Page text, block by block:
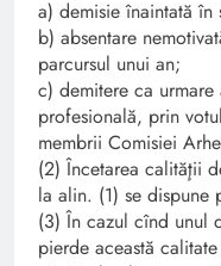
a) demisie înaintată
b) absentare
parcursul unui an;
c) demitere ca
profesională, prin
membrii Comisiei
(2) Încetarea calităţii
la alin. (1) se
(3) În cazul cînd unul
pierde această